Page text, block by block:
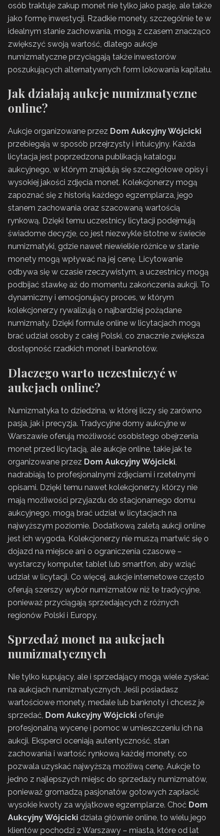
osób traktuje zakup monet nie tylko jako pasję, ale także
jako formę inwestycji. Rzadkie monety, szczególnie te w
idealnym stanie zachowania, mogą z czasem znacząco
zwiększyć swoją wartość, dlatego aukcje
numizmatyczne przyciągają także inwestorów
poszukujących alternatywnych form lokowania kapitału.
Jak działają aukcje numizmatyczne
online?
Aukcje organizowane przez Dom Aukcyjny Wójcicki
przebiegają w sposób przejrzysty i intuicyjny. Każda
licytacja jest poprzedzona publikacją katalogu
aukcyjnego, w którym znajdują się szczegółowe opisy i
wysokiej jakości zdjęcia monet. Kolekcjonerzy mogą
zapoznać się z historią każdego egzemplarza, jego
stanem zachowania oraz szacowaną wartością
rynkową. Dzięki temu uczestnicy licytacji podejmują
świadome decyzje, co jest niezwykle istotne w świecie
numizmatyki, gdzie nawet niewielkie różnice w stanie
monety mogą wpływać na jej cenę. Licytowanie
odbywa się w czasie rzeczywistym, a uczestnicy mogą
podbijać stawkę aż do momentu zakończenia aukcji. To
dynamiczny i emocjonujący proces, w którym
kolekcjonerzy rywalizują o najbardziej pożądane
numizmaty. Dzięki formule online w licytacjach mogą
brać udział osoby z całej Polski, co znacznie zwiększa
dostępność rzadkich monet i banknotów.
Dlaczego warto uczestniczyć w
aukcjach online?
Numizmatyka to dziedzina, w której liczy się zarówno
pasja, jak i precyzja. Tradycyjne domy aukcyjne w
Warszawie oferują możliwość osobistego obejrzenia
monet przed licytacją, ale aukcje online, takie jak te
organizowane przez Dom Aukcyjny Wójcicki
nadrabiają to profesjonalnymi zdjęciami i rzetelnymi
opisami. Dzięki temu nawet kolekcjonerzy, którzy nie
mają możliwości przyjazdu do stacjonarnego domu
aukcyjnego, mogą brać udział w licytacjach na
najwyższym poziomie. Dodatkową zaletą aukcji online
jest ich wygoda. Kolekcjonerzy nie muszą martwić się o
dojazd na miejsce ani o ograniczenia czasowe –
wystarczy komputer, tablet lub smartfon, aby wziąć
udział w licytacji. Co więcej, aukcje internetowe często
oferują szerszy wybór numizmatów niż te tradycyjne,
ponieważ przyciągają sprzedających z różnych
regionów Polski i Europy.
Sprzedaż monet na aukcjach
numizmatycznych
Nie tylko kupujący, ale i sprzedający mogą wiele zyskać
na aukcjach numizmatycznych. Jeśli posiadasz
wartościowe monety, medale lub banknoty i chcesz je
sprzedać, Dom Aukcyjny Wójcicki oferuje
profesjonalną wycenę i pomoc w umieszczeniu ich na
aukcji. Eksperci oceniają autentyczność, stan
zachowania i wartość rynkową każdej monety, co
pozwala uzyskać najwyższą możliwą cenę. Aukcje to
jedno z najlepszych miejsc do sprzedaży numizmatów,
ponieważ gromadzą pasjonatów gotowych zapłacić
wysokie kwoty za wyjątkowe egzemplarze. Choć Dom
Aukcyjny Wójcicki działa głównie online, to wielu jego
klientów pochodzi z Warszawy – miasta, które od lat